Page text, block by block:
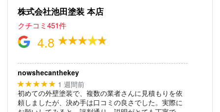
株式会社池田塗装 本店
クチコミ451件
4.8
nowshecanthekey
★★★★★ 1 週間前
初めての外壁塗装で、複数の業者さんに見積もりを依
頼しましたが、決め手は口コミの良さでした。実際に